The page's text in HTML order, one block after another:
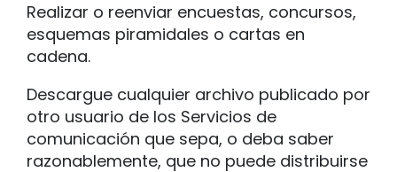
Realizar o reenviar encuestas, concursos,
esquemas piramidales o cartas en
cadena.
Descargue cualquier archivo publicado por
otro usuario de los Servicios de
comunicación que sepa, o deba saber
razonablemente, que no puede distribuirse